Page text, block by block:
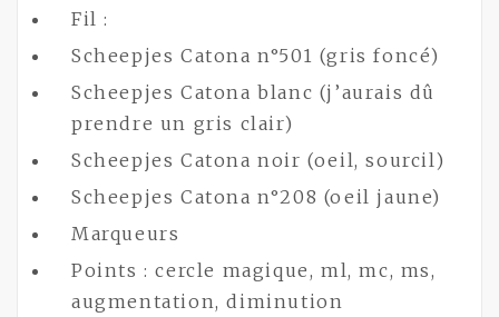
Fil :
Scheepjes Catona n°501 (gris foncé)
Scheepjes Catona blanc (j’aurais dû
prendre un gris clair)
Scheepjes Catona noir (oeil, sourcil)
Scheepjes Catona n°208 (oeil jaune)
Marqueurs
Points : cercle magique, ml, mc, ms,
augmentation, diminution